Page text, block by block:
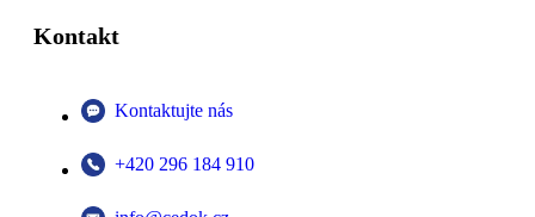
Kontakt
Kontaktujte nás
+420 296 184 910